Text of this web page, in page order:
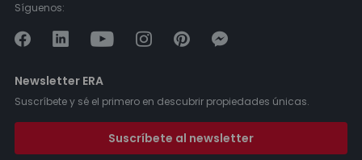
Síguenos:
Newsletter ERA
Suscríbete y sé el primero en descubrir propiedades únicas.
Suscríbete al newsletter